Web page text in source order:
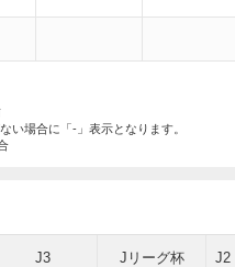
い場合に「-」表示となります。
J3 Jリーグ杯 J2